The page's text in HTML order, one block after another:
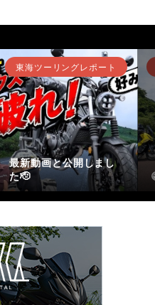
東海ツーリングレポート
最新動画と公開しまし
た🫡